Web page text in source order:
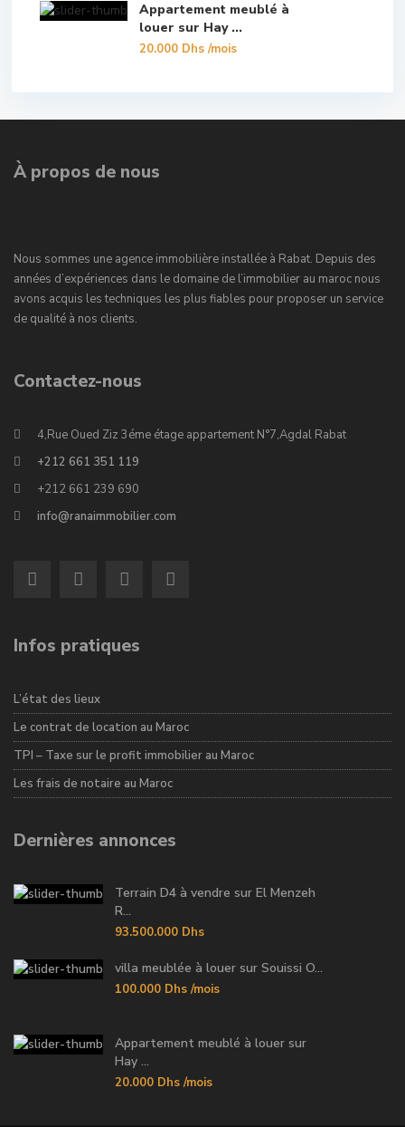
Appartement meublé à
louer sur Hay ...
20.000 Dhs/mois
À propos de nous
Nous sommes une agence immobilière installée à Rabat. Depuis des
années d’expériences dans le domaine de l’immobilier au maroc nous
avons acquis les techniques les plus fiables pour proposer un service
de qualité à nos clients.
Contactez-nous
4,Rue Oued Ziz 3éme étage appartement N°7,Agdal Rabat
+212 661 351 119
+212 661 239 690
info@ranaimmobilier.com
Infos pratiques
L’état des lieux
Le contrat de location au Maroc
TPI – Taxe sur le profit immobilier au Maroc
Les frais de notaire au Maroc
Dernières annonces
Terrain D4 à vendre sur El Menzeh
R...
93.500.000 Dhs
villa meublée à louer sur Souissi O...
100.000 Dhs /mois
Appartement meublé à louer sur
Hay ...
20.000 Dhs /mois